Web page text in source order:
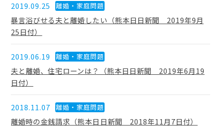
2019.09.25 離婚・家庭問題
暴言浴びせる夫と離婚したい（熊本日日新聞 2019年9月
25日付）
2019.06.19 離婚・家庭問題
夫と離婚、住宅ローンは？（熊本日日新聞 2019年6月19
日付）
2018.11.07 離婚・家庭問題
離婚時の金銭請求（熊本日日新聞 2018年11月7日付）